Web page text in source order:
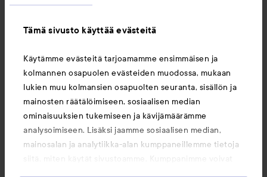
Tämä sivusto käyttää evästeitä
Käytämme evästeitä tarjoamamme ensimmäisen ja
kolmannen osapuolen evästeiden muodossa, mukaan
lukien muu kolmansien osapuolten seuranta, sisällön ja
mainosten räätälöimiseen, sosiaalisen median
ominaisuuksien tukemiseen ja kävijämäärämme
analysoimiseen. Lisäksi jaamme sosiaalisen median,
mainosalan ja analytiikka-alan kumppaneillemme tietoja
Infinite ShineGlaze
ToppersGlint Condition
18,50 €
OSTA
Nature StrongNail Polish
Knowledge Is Flower
17,90 €
OSTA